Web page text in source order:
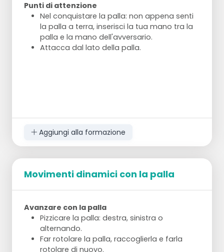
Punti di attenzione
Nel conquistare la palla: non appena senti
la palla a terra, inserisci la tua mano tra la
palla e la mano dell'avversario.
Attacca dal lato della palla.
Aggiungi alla formazione
Movimenti dinamici con la palla
Avanzare con la palla
Pizzicare la palla: destra, sinistra o
alternando.
Far rotolare la palla, raccoglierla e farla
rotolare di nuovo.